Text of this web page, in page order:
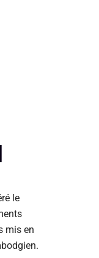
le
mis en